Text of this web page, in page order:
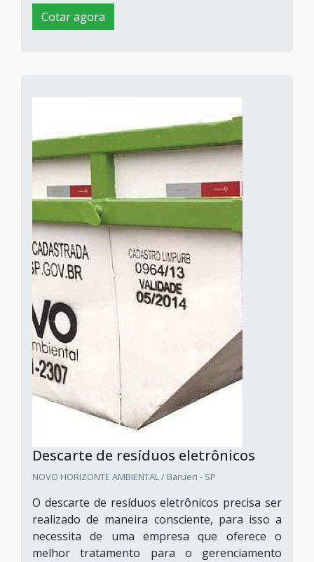
Cotar agora
Descarte de resíduos eletrônicos
NOVO HORIZONTE AMBIENTAL / Barueri - SP
O descarte de resíduos eletrônicos precisa ser
realizado de maneira consciente, para isso a
necessita de uma empresa que oferece o
melhor tratamento para o gerenciamento